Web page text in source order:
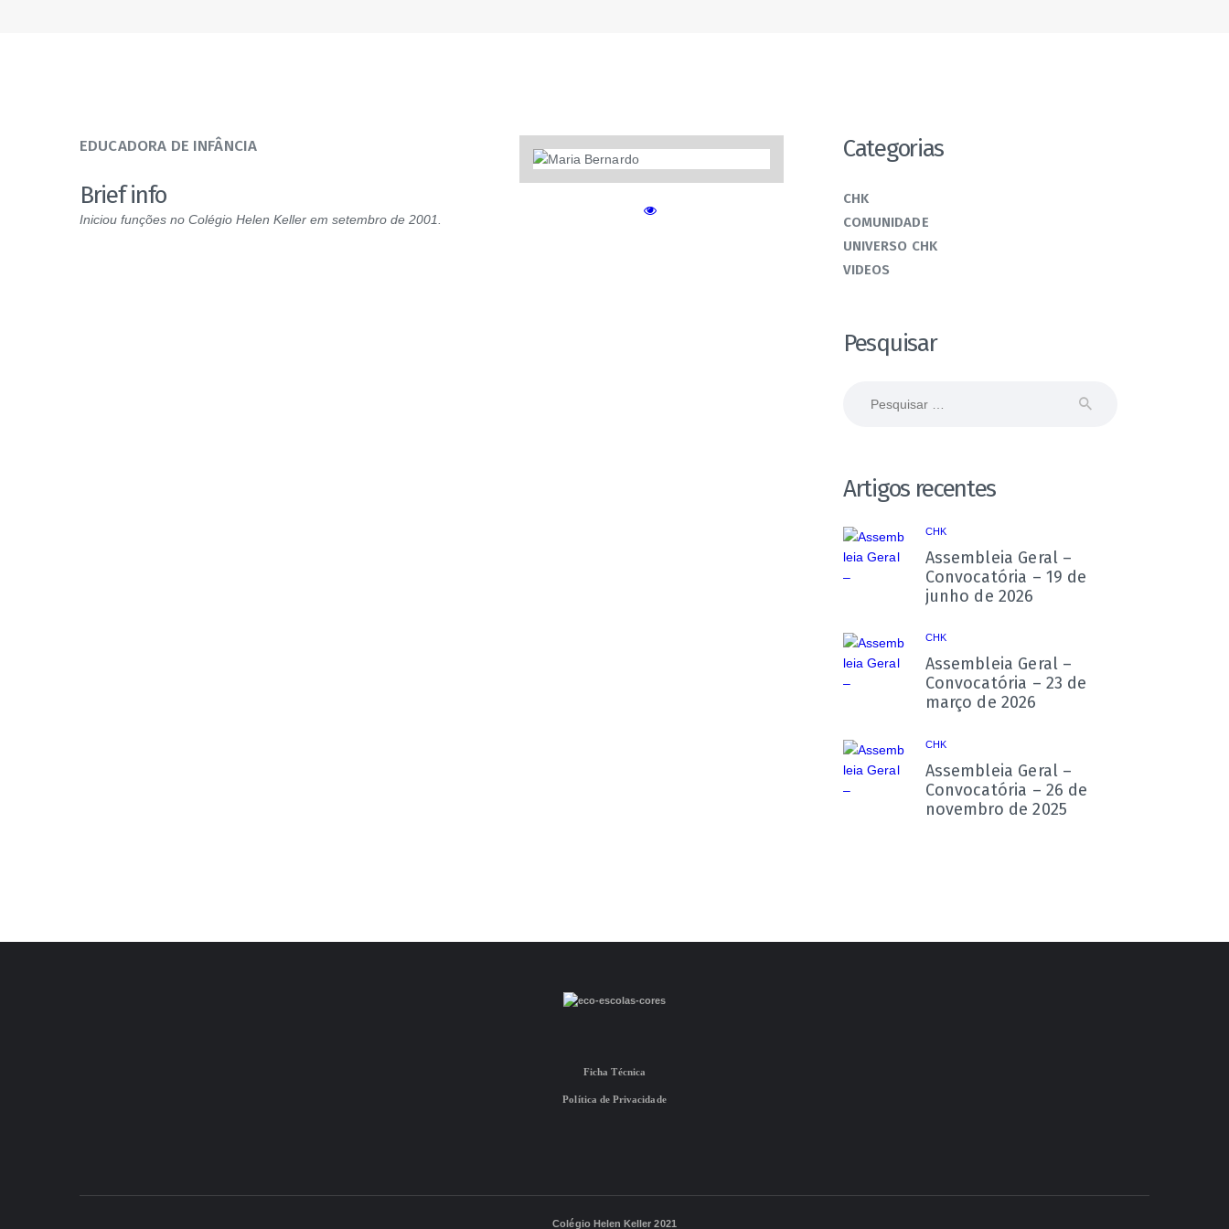
EDUCADORA DE INFÂNCIA
Brief info
Iniciou funções no Colégio Helen Keller em setembro de 2001.
Categorias
CHK
COMUNIDADE
UNIVERSO CHK
VIDEOS
Pesquisar
Artigos recentes
CHK
Assembleia Geral –
Convocatória – 19 de
junho de 2026
CHK
Assembleia Geral –
Convocatória – 23 de
março de 2026
CHK
Assembleia Geral –
Convocatória – 26 de
novembro de 2025
Ficha Técnica
Política de Privacidade
Colégio Helen Keller 2021